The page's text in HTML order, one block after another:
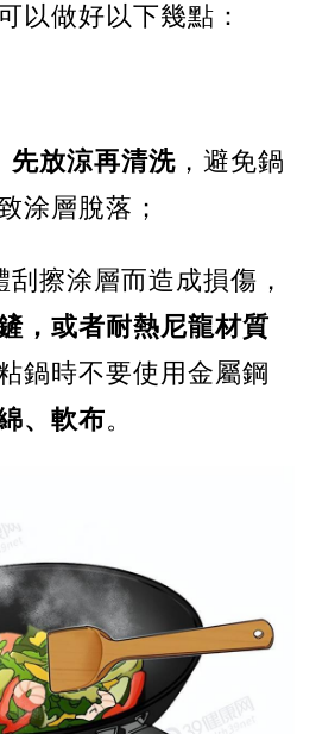
以做好以下幾點：
先放涼再清洗，避免鍋
涂層脫落；
擦涂層而造成損傷，
，或者耐熱尼龍材質
鍋時不要使用金屬鋼
、軟布。